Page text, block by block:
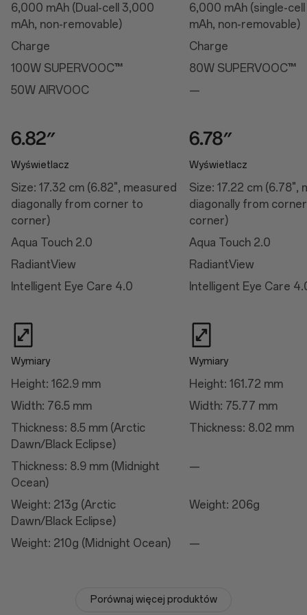
Kalibracja kolorów z obsługą wielu poziomów jasności
Tryb nocny
Jasny tryb wideo HDR
Temperatura barwowa ekranu
Ręczny wybór jasności
Automatyczny wybór jasności
Poprawa odwzorowania kolorów
Tryb koloru ekranu
Optymalizacja kolorów wideo
Komfort oczu
Wyświetlacz z technologią Nature Tone
Wydajność
Wydajność
Platforma: Snapdragon® 8 Elite Mobile Platform
Procesor graficzny: Adreno™ 830
Pamięć: 256GB/512GB UFS 4.0
Wibracje: silnik haptyczny
Dostępne konfiguracje: 12 GB + 256 GB/16 GB + 512 GB
Ładowanie przez
Ładowanie przez
50W AIRVOOC
100W SUPERVOOC™
Aparat
Aparat główny
Pole widzenia: 85°
6,000 mAh (Dual-cell 3,000
mAh, non-removable)
Charge
100W SUPERVOOC™
50W AIRVOOC
Wyświetlacz
Size: 17.32 cm (6.82", measured
diagonally from corner to
corner)
Aqua Touch 2.0
RadiantView
Intelligent Eye Care 4.0
Wymiary
Height: 162.9 mm
Width: 76.5 mm
Thickness: 8.5 mm (Arctic
Dawn/Black Eclipse)
Thickness: 8.9 mm (Midnight
Ocean)
Weight: 213g (Arctic
Dawn/Black Eclipse)
Weight: 210g (Midnight Ocean)
6,000 mAh (single-
mAh, non-removable)
Charge
80W SUPERVOOC™
—
Wyświetlacz
Size: 17.22 cm (6.78",
diagonally from
corner)
Aqua Touch 2.0
RadiantView
Intelligent Eye Care
Wymiary
Height: 161.72 mm
Width: 75.77 mm
Thickness: 8.02 mm
—
Weight: 206g
—
Porównaj więcej produktów